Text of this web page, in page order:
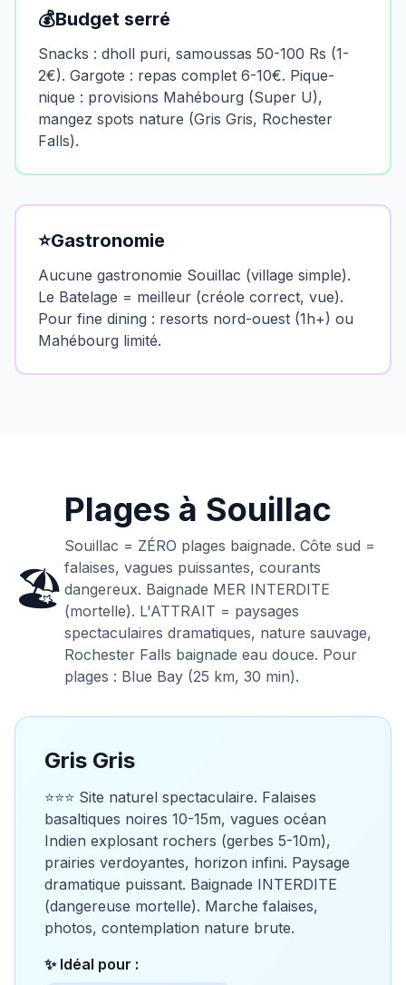
💰Budget serré
Snacks : dholl puri, samoussas 50-100 Rs (1-
2€). Gargote : repas complet 6-10€. Pique-
nique : provisions Mahébourg (Super U),
mangez spots nature (Gris Gris, Rochester
Falls).
⭐Gastronomie
Aucune gastronomie Souillac (village simple).
Le Batelage = meilleur (créole correct, vue).
Pour fine dining : resorts nord-ouest (1h+) ou
Mahébourg limité.
🏖️
Plages à Souillac
Souillac = ZÉRO plages baignade. Côte sud =
falaises, vagues puissantes, courants
dangereux. Baignade MER INTERDITE
(mortelle). L'ATTRAIT = paysages
spectaculaires dramatiques, nature sauvage,
Rochester Falls baignade eau douce. Pour
plages : Blue Bay (25 km, 30 min).
Gris Gris
⭐⭐⭐ Site naturel spectaculaire. Falaises
basaltiques noires 10-15m, vagues océan
Indien explosant rochers (gerbes 5-10m),
prairies verdoyantes, horizon infini. Paysage
dramatique puissant. Baignade INTERDITE
(dangereuse mortelle). Marche falaises,
photos, contemplation nature brute.
✨ Idéal pour :